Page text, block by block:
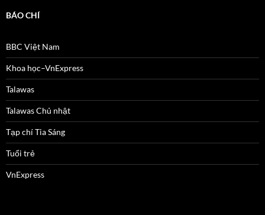
BÁO CHÍ
BBC Việt Nam
Khoa học–VnExpress
Talawas
Talawas Chủ nhật
Tạp chí Tia Sáng
Tuổi trẻ
VnExpress